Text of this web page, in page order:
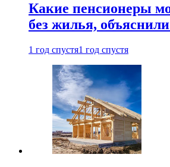
Какие пенсионеры
без жилья,
1 год спустя1 год спустя